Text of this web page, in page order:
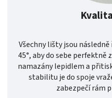
Všechny lišty jsou
45°, aby do sebe perfektně
namazány lepidlem a
stabilitu je do spoje
zabezpečí rám